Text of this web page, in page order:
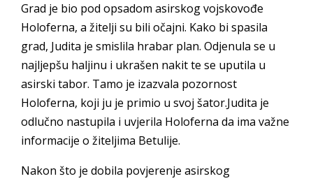
Grad je bio pod opsadom asirskog vojskovođe
Holoferna, a žitelji su bili očajni. Kako bi spasila
grad, Judita je smislila hrabar plan. Odjenula se u
najljepšu haljinu i ukrašen nakit te se uputila u
asirski tabor. Tamo je izazvala pozornost
Holoferna, koji ju je primio u svoj šator.Judita je
odlučno nastupila i uvjerila Holoferna da ima važne
informacije o žiteljima Betulije.
Nakon što je dobila povjerenje asirskog